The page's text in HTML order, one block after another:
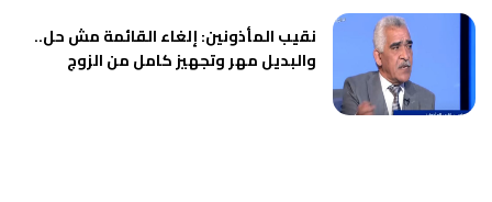
نقيب المأذونين: إلغاء القائمة مش حل..
والبديل مهر وتجهيز كامل من الزوج